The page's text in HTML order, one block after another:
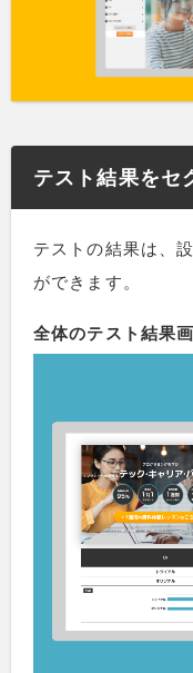
テスト結果をセ
テストの結果は、
ができます。
全体のテスト結果